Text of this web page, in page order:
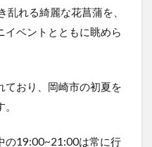
れる綺麗な花菖蒲を、
イベントとともに眺めら
ており、岡崎市の初夏を
の19:00~21:00は常に行